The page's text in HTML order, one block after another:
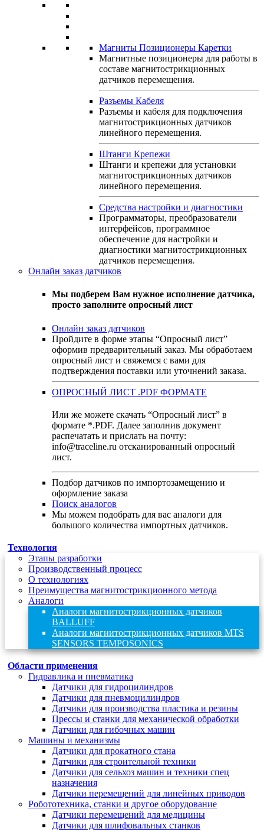
Магниты Позиционеры Каретки
Магнитные позиционеры для работы в
составе магнитострикционных
датчиков перемещения.
Разъемы Кабеля
Разъемы и кабеля для подключения
магнитострикционных датчиков
линейного перемещения.
Штанги Крепежи
Штанги и крепежи для установки
магнитострикционных датчиков
линейного перемещения.
Средства настройки и диагностики
Программаторы, преобразователи
интерфейсов, программное
обеспечение для настройки и
диагностики магнитострикционных
датчиков перемещения.
Онлайн заказ датчиков
Мы подберем Вам нужное исполнение датчика,
просто заполните опросный лист
Онлайн заказ датчиков
Пройдите в форме этапы “Опросный лист”
оформив предварительный заказ. Мы обработаем
опросный лист и свяжемся с вами для
подтверждения поставки или уточнений заказа.
ОПРОСНЫЙ ЛИСТ .PDF ФОРМАТЕ
Или же можете скачать “Опросный лист” в
формате *.PDF. Далее заполнив документ
распечатать и прислать на почту:
info@traceline.ru отсканированный опросный
лист.
Подбор датчиков по импортозамещению и
оформление заказа
Поиск аналогов
Мы можем подобрать для вас аналоги для
большого количества импортных датчиков.
Технология
Этапы разработки
Производственный процесс
О технологиях
Преимущества магнитострикционного метода
Аналоги
Аналоги магнитострикционных датчиков
BALLUFF
Аналоги магнитострикционных датчиков MTS
SENSORS TEMPOSONICS
Области применения
Гидравлика и пневматика
Датчики для гидроцилиндров
Датчики для пневмоцилиндров
Датчики для производства пластика и резины
Прессы и станки для механической обработки
Датчики для гибочных машин
Машины и механизмы
Датчики для прокатного стана
Датчики для строительной техники
Датчики для сельхоз машин и техники спец
назначения
Датчики перемещений для линейных приводов
Робототехника, станки и другое оборудование
Датчики перемещений для медицины
Датчики для шлифовальных станков